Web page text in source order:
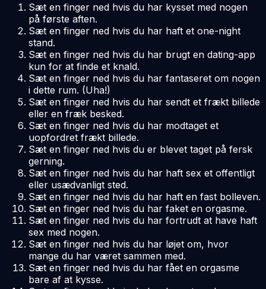
Sæt en finger ned hvis du har kysset med nogen
på første aften.
Sæt en finger ned hvis du har haft et one-night
stand.
Sæt en finger ned hvis du har brugt en dating-app
kun for at finde et knald.
Sæt en finger ned hvis du har fantaseret om nogen
i dette rum. (Uha!)
Sæt en finger ned hvis du har sendt et frækt billede
eller en fræk besked.
Sæt en finger ned hvis du har modtaget et
uopfordret frækt billede.
Sæt en finger ned hvis du er blevet taget på fersk
gerning.
Sæt en finger ned hvis du har haft sex et offentligt
eller usædvanligt sted.
Sæt en finger ned hvis du har haft en fast bolleven.
Sæt en finger ned hvis du har faket en orgasme.
Sæt en finger ned hvis du har fortrudt at have haft
sex med nogen.
Sæt en finger ned hvis du har løjet om, hvor
mange du har været sammen med.
Sæt en finger ned hvis du har fået en orgasme
bare af at kysse.